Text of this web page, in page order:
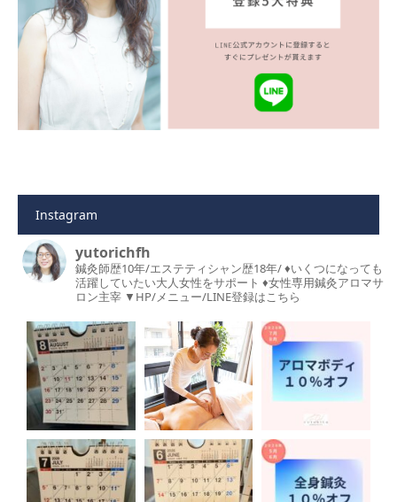
Instagram
yutorichfh
鍼灸師歴10年/エステティシャン歴18年/♦︎いくつになっても
活躍していたい大人女性をサポート ♦︎女性専用鍼灸アロマサ
ロン主宰 ▼HP/メニュー/LINE登録はこちら